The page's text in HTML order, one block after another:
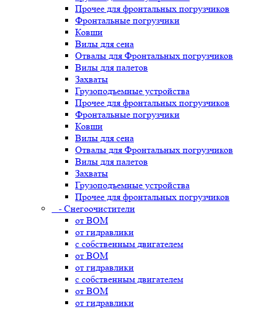
Прочее для фронтальных погрузчиков
Фронтальные погрузчики
Ковши
Вилы для сена
Отвалы для Фронтальных погрузчиков
Вилы для палетов
Захваты
Грузоподъемные устройства
Прочее для фронтальных погрузчиков
Фронтальные погрузчики
Ковши
Вилы для сена
Отвалы для Фронтальных погрузчиков
Вилы для палетов
Захваты
Грузоподъемные устройства
Прочее для фронтальных погрузчиков
- Снегоочистители
от ВОМ
от гидравлики
с собственным двигателем
от ВОМ
от гидравлики
с собственным двигателем
от ВОМ
от гидравлики